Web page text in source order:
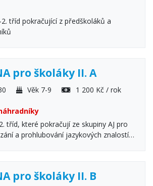
tříd pokračující z předškoláků a
pro školáky II. A
Věk 7-9
1 200 Kč / rok
tříd, které pokračují ze skupiny AJ pro
a prohlubování jazykových znalostí,
pro školáky II. B